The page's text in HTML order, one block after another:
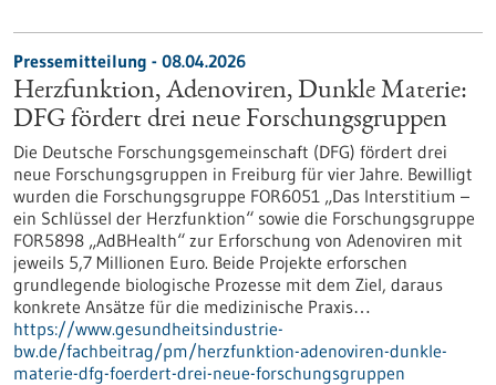
Pressemitteilung - 08.04.2026
Herzfunktion, Adenoviren, Dunkle Materie:
DFG fördert drei neue Forschungsgruppen
Die Deutsche Forschungsgemeinschaft (DFG) fördert drei
neue Forschungsgruppen in Freiburg für vier Jahre. Bewilligt
wurden die Forschungsgruppe FOR6051 „Das Interstitium –
ein Schlüssel der Herzfunktion“ sowie die Forschungsgruppe
FOR5898 „AdBHealth“ zur Erforschung von Adenoviren mit
jeweils 5,7 Millionen Euro. Beide Projekte erforschen
grundlegende biologische Prozesse mit dem Ziel, daraus
konkrete Ansätze für die medizinische Praxis…
https://www.gesundheitsindustrie-
bw.de/fachbeitrag/pm/herzfunktion-adenoviren-dunkle-
materie-dfg-foerdert-drei-neue-forschungsgruppen